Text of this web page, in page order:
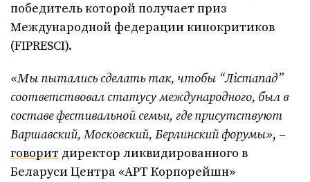
победитель которой получает приз
Международной федерации кинокритиков
(FIPRESCI).
«Мы пытались сделать так, чтобы “Лістапад”
соответствовал статусу международного, был в
составе фестивальной семьи, где присутствуют
Варшавский, Московский, Берлинский форумы», –
говорит директор ликвидированного в
Беларуси Центра «АРТ Корпорейшн»